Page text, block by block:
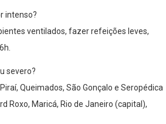
intenso?
ventilados, fazer refeições leves,
severo?
Queimados, São Gonçalo e Seropédica
Roxo, Maricá, Rio de Janeiro (capital),